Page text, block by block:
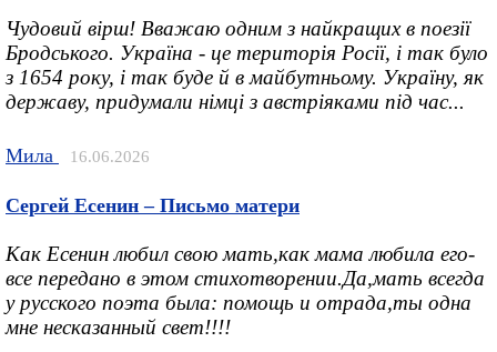
Чудовий вірш! Вважаю одним з найкращих в поезії
Бродського. Україна - це територія Росії, і так було
з 1654 року, і так буде й в майбутньому. Україну, як
державу, придумали німці з австріяками під час...
Мила 16.06.2026
Сергей Есенин – Письмо матери
Как Есенин любил свою мать,как мама любила его-
все передано в этом стихотворении.Да,мать всегда
у русского поэта была: помощь и отрада,ты одна
мне несказанный свет!!!!